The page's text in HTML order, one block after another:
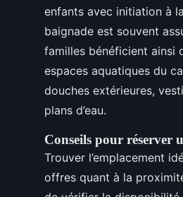
enfants avec initiation à
baignade est souvent
familles bénéficient ainsi
espaces aquatiques du
douches extérieures,
plans d’eau.
Conseils pour réserver
Trouver l’emplacement
offres quant à la